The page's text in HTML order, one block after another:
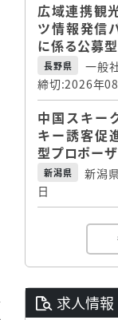
広域連携観
ツ情報発信
に係る公募
長野県
一般
締切:2026年
中国スキー
キー誘客促
型プロポー
新潟県
新潟
日
求人情報